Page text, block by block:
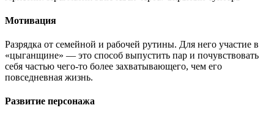
Мотивация
Разрядка от семейной и рабочей рутины. Для него участие в
«цыганщине» — это способ выпустить пар и почувствовать
себя частью чего-то более захватывающего, чем его
повседневная жизнь.
Развитие персонажа